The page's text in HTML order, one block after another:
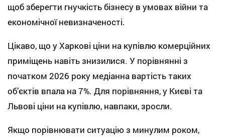
щоб зберегти гнучкість бізнесу в умовах війни та
економічної невизначеності.
Цікаво, що у Харкові ціни на купівлю комерційних
приміщень навіть знизилися. У порівнянні з
початком 2026 року медіанна вартість таких
об’єктів впала на 7%. Для порівняння, у Києві та
Львові ціни на купівлю, навпаки, зросли.
Якщо порівнювати ситуацію з минулим роком,